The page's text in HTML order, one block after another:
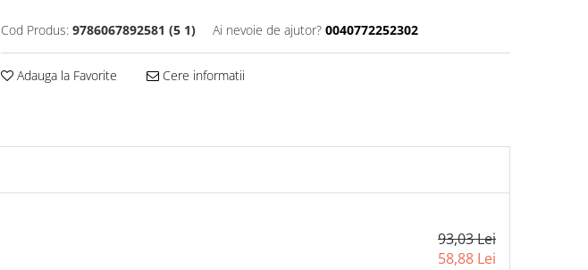
Cod Produs: 9786067892581 (5 1) Ai nevoie de ajutor? 0040772252302
Adauga la Favorite Cere informatii
93,03 Lei
58,88 Lei